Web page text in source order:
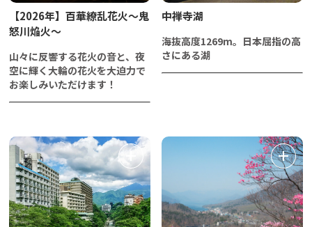
【2026年】百華繚乱花火～鬼
怒川焔火～
山々に反響する花火の音と、夜
空に輝く大輪の花火を大迫力で
お楽しみいただけます！
中禅寺湖
海抜高度1269m。日本屈指の高
さにある湖